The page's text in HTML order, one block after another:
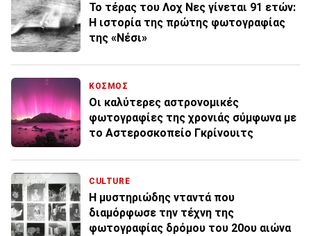
Το τέρας του Λοχ Νες γίνεται 91 ετών:
Η ιστορία της πρώτης φωτογραφίας
της «Νέσι»
ΚΟΣΜΟΣ
Οι καλύτερες αστρονομικές
φωτογραφίες της χρονιάς σύμφωνα με
το Αστεροσκοπείο Γκρίνουιτς
CULTURE
Η μυστηριώδης νταντά που
διαμόρφωσε την τέχνη της
φωτογραφίας δρόμου του 20ου αιώνα